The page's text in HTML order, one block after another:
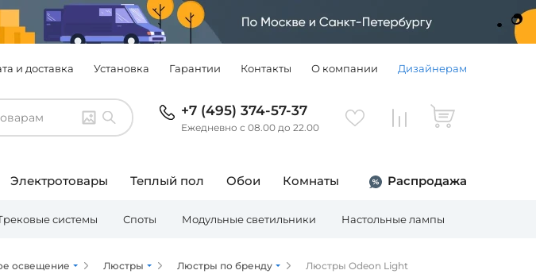
и доставка Установка Гарантии Контакты О компании Дизайнерам
+7 (495) 374-57-37
Ежедневно с 08.00 до 22.00
Электротовары Теплый пол Обои Комнаты Распродажа
системы Споты Модульные светильники Настольные лампы
освещение Люстры Люстры по бренду Люстры Odeon Light